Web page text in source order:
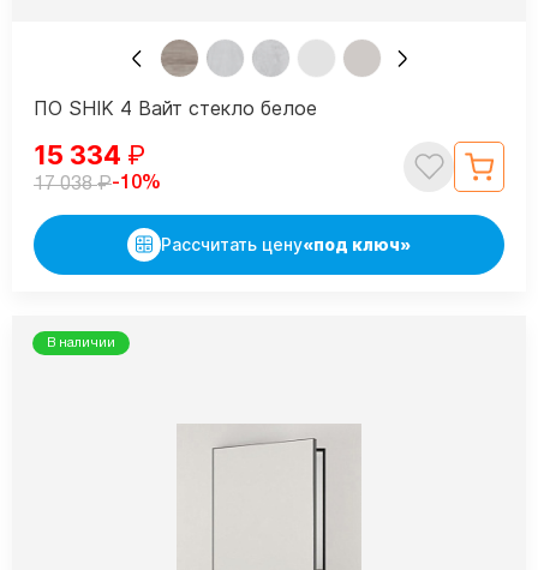
ПО SHIK 4 Вайт стекло белое
15 334 ₽
17 038₽-10%
Рассчитать цену«под ключ»
В наличии